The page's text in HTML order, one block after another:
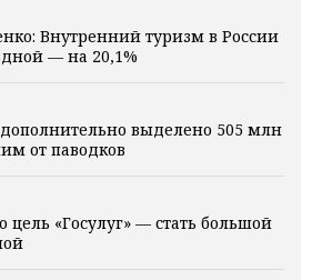
Внутренний туризм в России
— на 20,1%
выделено 505 млн
от паводков
цель «Госулуг» — стать большой